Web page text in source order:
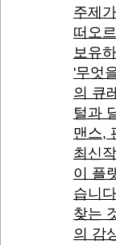
주제
떠오
보유
'무엇
의 큐
털과
맨스,
최신
이 플
습니
찾는
의 감